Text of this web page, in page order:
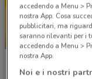
Mondadori Store
accedendo a Menu >
nostra App. Cosa
pubblicitari, ma
saranno rilevanti per i
accedendo a Menu >
nostra App.
Noi e i nostri